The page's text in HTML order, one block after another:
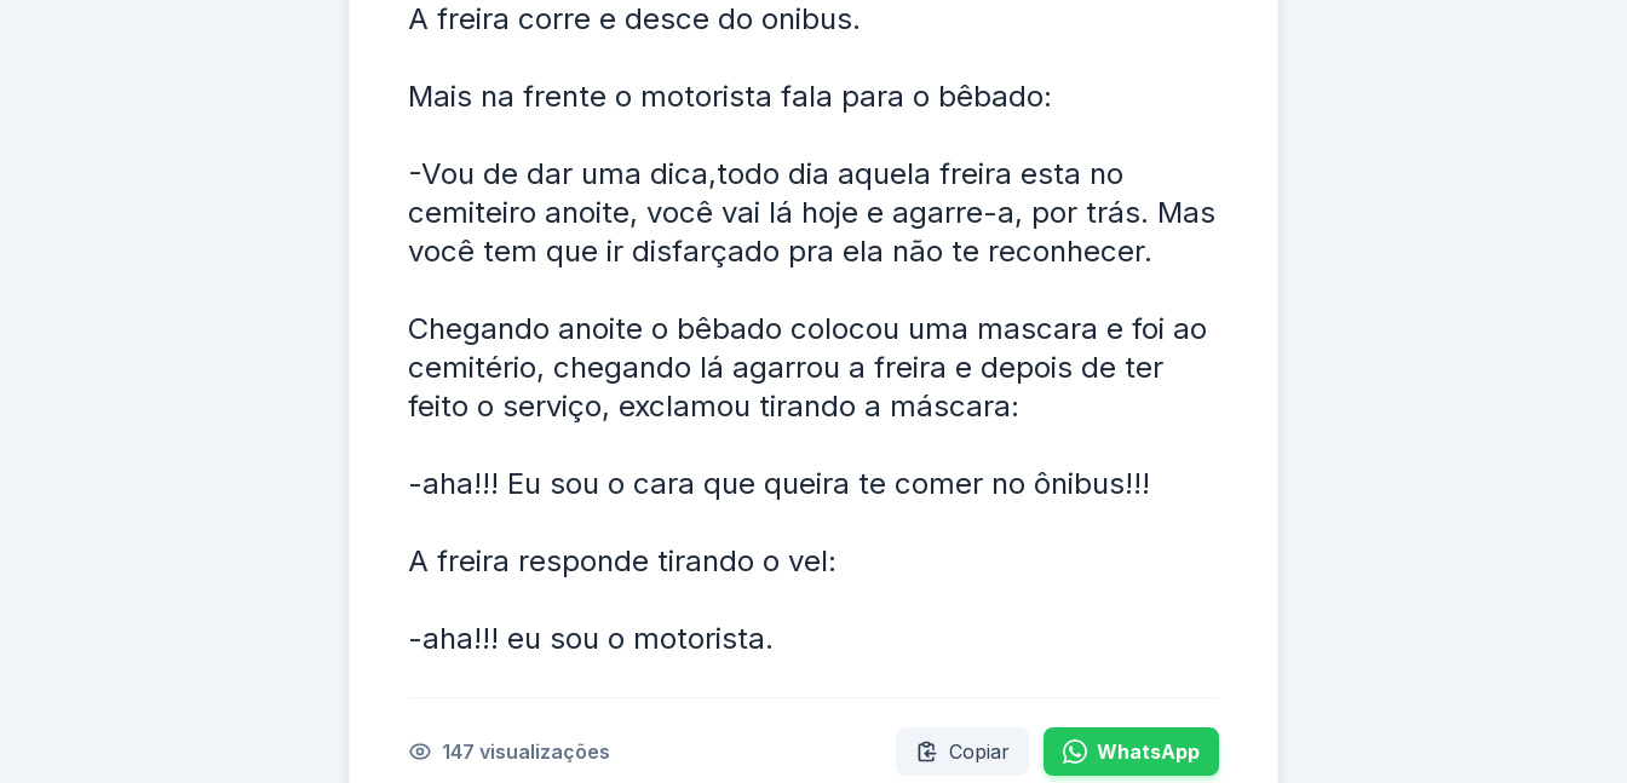
A freira corre e desce do onibus.
Mais na frente o motorista fala para o bêbado:
-Vou de dar uma dica,todo dia aquela freira esta no
cemiteiro anoite, você vai lá hoje e agarre-a, por trás. Mas
você tem que ir disfarçado pra ela não te reconhecer.
Chegando anoite o bêbado colocou uma mascara e foi ao
cemitério, chegando lá agarrou a freira e depois de ter
feito o serviço, exclamou tirando a máscara:
-aha!!! Eu sou o cara que queira te comer no ônibus!!!
A freira responde tirando o vel:
-aha!!! eu sou o motorista.
147 visualizações Copiar WhatsApp